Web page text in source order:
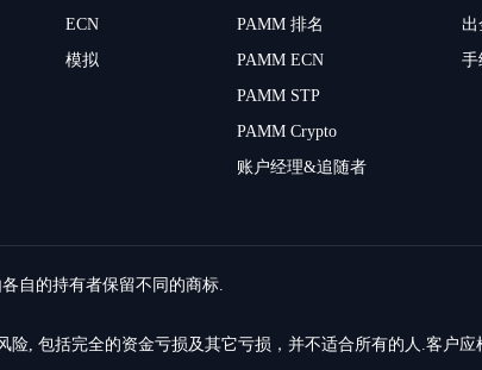
ECN
模拟
PAMM 排名
PAMM ECN
PAMM STP
PAMM Crypto
账户经理&追随者
出
手
自的持有者保留不同的商标.
险, 包括完全的资金亏损及其它亏损，并不适合所有的人.客户